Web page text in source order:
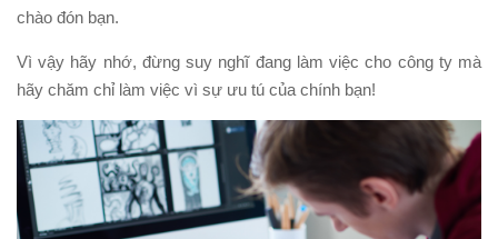
chào đón bạn.
Vì vậy hãy nhớ, đừng suy nghĩ đang làm việc cho công ty mà
hãy chăm chỉ làm việc vì sự ưu tú của chính bạn!